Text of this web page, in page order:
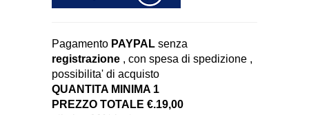
Pagamento PAYPAL senza
registrazione , con spesa di spedizione ,
possibilita' di acquisto
QUANTITA MINIMA 1
PREZZO TOTALE €.19,00